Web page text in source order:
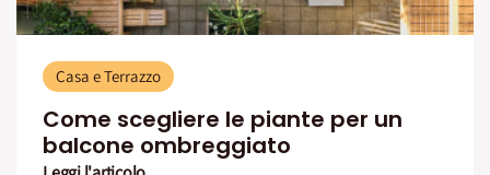
Casa e Terrazzo
Come scegliere le piante per un
balcone ombreggiato